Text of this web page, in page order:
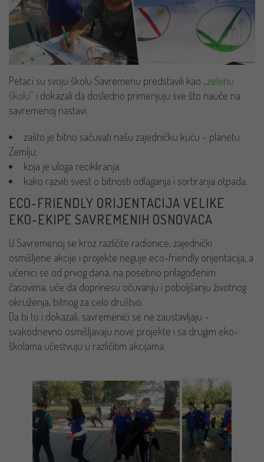
Petaci su svoju školu Savremenu predstavili kao „zelenu
školu” i dokazali da dosledno primenjuju sve što nauče na
savremenoj nastavi:
zašto je bitno sačuvati našu zajedničku kuću – planetu
Zemlju;
koja je uloga recikliranja;
kako razviti svest o bitnosti odlaganja i sortiranja otpada.
ECO-FRIENDLY ORIJENTACIJA VELIKE
EKO-EKIPE SAVREMENIH OSNOVACA
U Savremenoj se kroz različite radionice, zajednički
osmišljene akcije i projekte neguje eco-friendly orijentacija, a
učenici se od prvog dana, na posebno prilagođenim
časovima, uče da doprinesu očuvanju i poboljšanju životnog
okruženja, bitnog za celo društvo.
Da bi to i dokazali, savremenići se ne zaustavljaju –
svakodnevno osmišljavaju nove projekte i sa drugim eko-
školama učestvuju u različitim akcijama.